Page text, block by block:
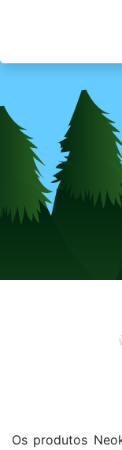
Os produtos